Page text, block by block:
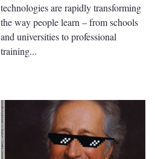
technologies are rapidly transforming
the way people learn – from schools
and universities to professional
training